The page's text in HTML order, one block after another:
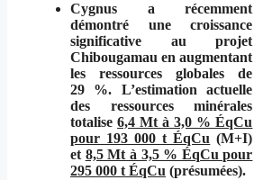
Cygnus a récemment
démontré une croissance
significative au projet
Chibougamau en augmentant
les ressources globales de
29 %. L’estimation actuelle
des ressources minérales
totalise6,4 Mt à 3,0 % ÉqCu
pour 193 000 t ÉqCu (M+I)
et 8,5 Mt à 3,5 % ÉqCu pour
295 000 t ÉqCu (présumées).